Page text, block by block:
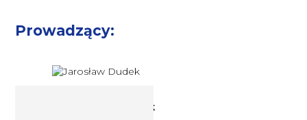
Prowadzący:
Psycholog Jarosław Dudek